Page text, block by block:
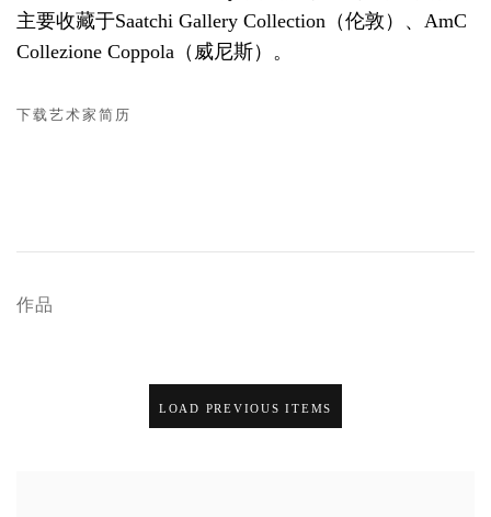
主要收藏于Saatchi Gallery Collection（伦敦）、AmC
Collezione Coppola（威尼斯）。
下载艺术家简历
作品
LOAD PREVIOUS ITEMS